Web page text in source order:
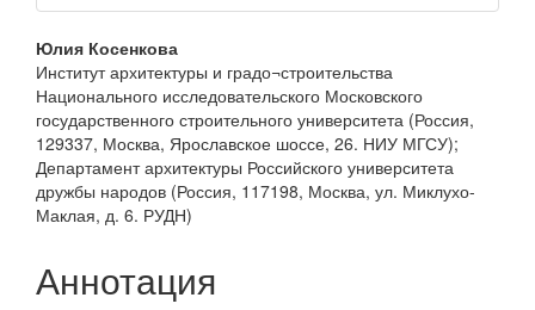
Основное
содержимое
статьи
Юлия Косенкова
Институт архитектуры и градо¬строительства
Национального исследовательского Московского
государственного строительного университета (Россия,
129337, Москва, Ярославское шоссе, 26. НИУ МГСУ);
Департамент архитектуры Российского университета
дружбы народов (Россия, 117198, Москва, ул. Миклухо-
Маклая, д. 6. РУДН)
Аннотация